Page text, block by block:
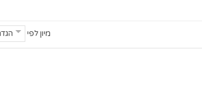
מיון לפי